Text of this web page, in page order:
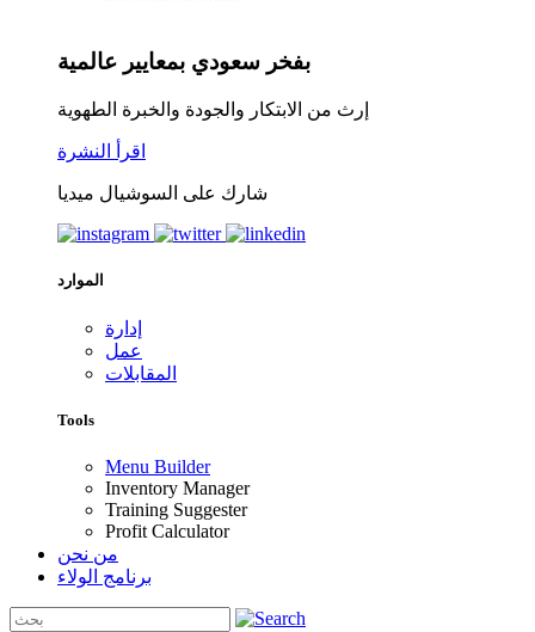
بفخر سعودي بمعايير عالمية
إرث من الابتكار والجودة والخبرة الطهوية
اقرأ النشرة
شارك على السوشيال ميديا
الموارد
إدارة
عمل
المقابلات
Tools
Menu Builder
Inventory Manager
Training Suggester
Profit Calculator
من نحن
برنامج الولاء